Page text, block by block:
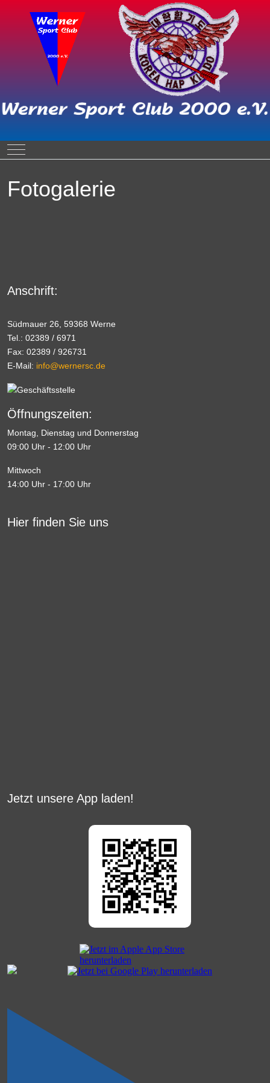
Mobile Menu Toggle
Fotogalerie
Anschrift:
Südmauer 26, 59368 Werne
Tel.: 02389 / 6971
Fax: 02389 / 926731
E-Mail: info@wernersc.de
Öffnungszeiten:
Montag, Dienstag und Donnerstag
09:00 Uhr - 12:00 Uhr
Mittwoch
14:00 Uhr - 17:00 Uhr
Hier finden Sie uns
Jetzt unsere App laden!